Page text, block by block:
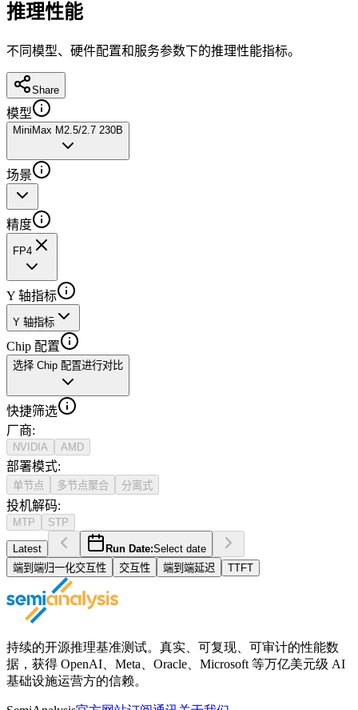
推理性能
不同模型、硬件配置和服务参数下的推理性能指标。
Share
模型
MiniMax M2.5/2.7 230B
场景
精度
FP4
Y 轴指标
Y 轴指标
Chip 配置
选择 Chip 配置进行对比
快捷筛选
厂商:
NVIDIA AMD
部署模式:
单节点 多节点聚合 分离式
投机解码:
MTP STP
Latest Run Date:Select date
端到端归一化交互性
交互性 端到端延迟 TTFT
持续的开源推理基准测试。真实、可复现、可审计的性能数
据，获得 OpenAI、Meta、Oracle、Microsoft 等万亿美元级 AI
基础设施运营方的信赖。